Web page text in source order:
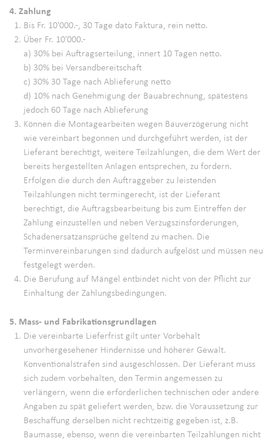
4. Zahlung
Bis Fr. 10'000.-, 30 Tage dato Faktura, rein netto.
Über Fr. 10'000.-
a) 30% bei Auftragserteilung, innert 10 Tagen netto.
b) 30% bei Versandbereitschaft
c) 30% 30 Tage nach Ablieferung netto
d) 10% nach Genehmigung der Bauabrechnung, spätestens
jedoch 60 Tage nach Ablieferung
Können die Montagearbeiten wegen Bauverzögerung nicht
wie vereinbart begonnen und durchgeführt werden, ist der
Lieferant berechtigt, weitere Teilzahlungen, die dem Wert der
bereits hergestellten Anlagen entsprechen, zu fordern.
Erfolgen die durch den Auftraggeber zu leistenden
Teilzahlungen nicht termingerecht, ist der Lieferant
berechtigt, die Auftragsbearbeitung bis zum Eintreffen der
Zahlung einzustellen und neben Verzugszinsforderungen,
Schadenersatzansprüche geltend zu machen. Die
Terminvereinbarungen sind dadurch aufgelöst und müssen neu
festgelegt werden.
Die Berufung auf Mängel entbindet nicht von der Pflicht zur
Einhaltung der Zahlungsbedingungen.
5. Mass- und Fabrikationsgrundlagen
Die vereinbarte Lieferfrist gilt unter Vorbehalt
unvorhergesehener Hindernisse und höherer Gewalt.
Konventionalstrafen sind ausgeschlossen. Der Lieferant muss
sich zudem vorbehalten, den Termin angemessen zu
verlängern, wenn die erforderlichen technischen oder andere
Angaben zu spät geliefert werden, bzw. die Voraussetzung zur
Beschaffung derselben nicht rechtzeitig gegeben ist, z.B.
Baumasse, ebenso, wenn die vereinbarten Teilzahlungen nicht